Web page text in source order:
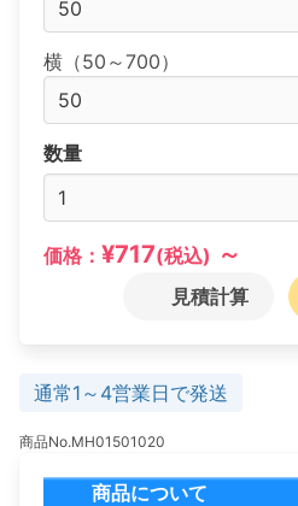
横（50～700）
数量
価格： ¥717(税込) ～
見積計算
通常1～4営業日で発送
商品No.MH01501020
商品について